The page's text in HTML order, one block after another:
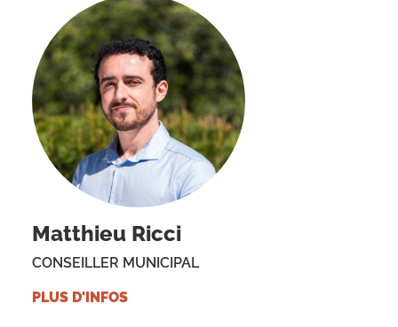
Matthieu Ricci
CONSEILLER MUNICIPAL
PLUS D'INFOS